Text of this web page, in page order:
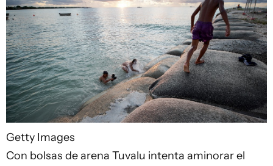
Getty Images
Con bolsas de arena Tuvalu intenta aminorar el